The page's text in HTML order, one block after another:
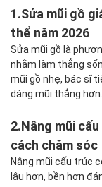
1.Sửa mũi gồ
thể năm 2026
Sửa mũi gồ là
nhằm làm thẳng
mũi gồ nhẹ, bác sĩ
dáng mũi thẳng